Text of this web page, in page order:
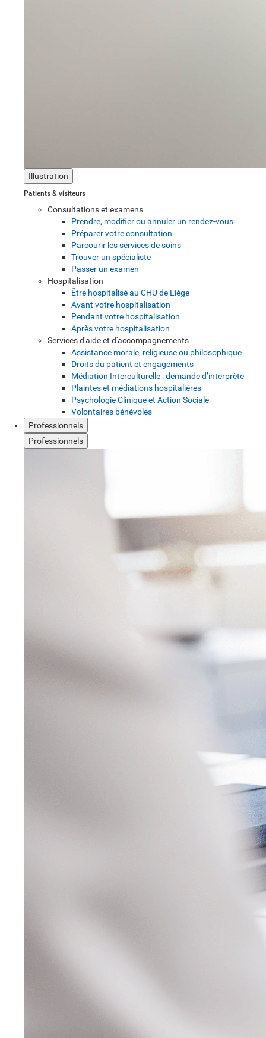
Illustration
Patients & visiteurs
Consultations et examens
Prendre, modifier ou annuler un rendez-vous
Préparer votre consultation
Parcourir les services de soins
Trouver un spécialiste
Passer un examen
Hospitalisation
Être hospitalisé au CHU de Liège
Avant votre hospitalisation
Pendant votre hospitalisation
Après votre hospitalisation
Services d'aide et d'accompagnements
Assistance morale, religieuse ou philosophique
Droits du patient et engagements
Médiation Interculturelle : demande d’interprète
Plaintes et médiations hospitalières
Psychologie Clinique et Action Sociale
Volontaires bénévoles
Professionnels
Professionnels